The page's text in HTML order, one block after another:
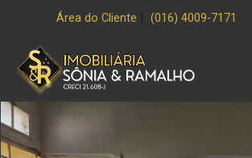
Área do Cliente (016) 4009-7171